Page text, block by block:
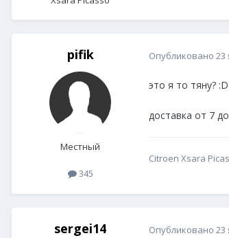
pifik
Местный
345
Опубликовано 23
это я то тяну? :D
доставка от 7
Citroen Xsara
sergei14 Опубликовано 23